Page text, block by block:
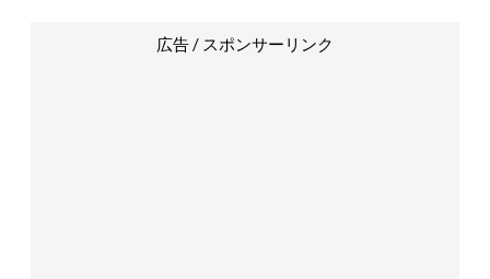
広告 / スポンサーリンク